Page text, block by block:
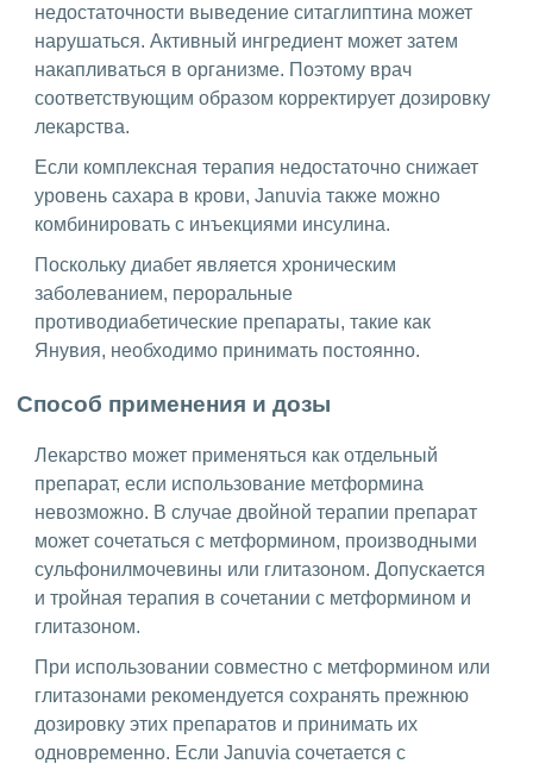
недостаточности выведение ситаглиптина может
нарушаться. Активный ингредиент может затем
накапливаться в организме. Поэтому врач
соответствующим образом корректирует дозировку
лекарства.
Если комплексная терапия недостаточно снижает
уровень сахара в крови, Januvia также можно
комбинировать с инъекциями инсулина.
Поскольку диабет является хроническим
заболеванием, пероральные
противодиабетические препараты, такие как
Янувия, необходимо принимать постоянно.
Способ применения и дозы
Лекарство может применяться как отдельный
препарат, если использование метформина
невозможно. В случае двойной терапии препарат
может сочетаться с метформином, производными
сульфонилмочевины или глитазоном. Допускается
и тройная терапия в сочетании с метформином и
глитазоном.
При использовании совместно с метформином или
глитазонами рекомендуется сохранять прежнюю
дозировку этих препаратов и принимать их
одновременно. Если Januvia сочетается с